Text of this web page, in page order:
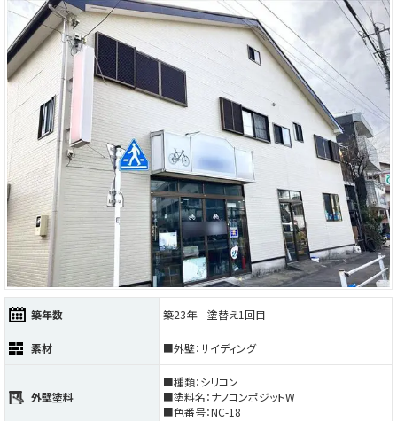
築年数 築23年 塗替え1回目
素材 ■外壁：サイディング
外壁塗料
■種類：シリコン
■塗料名：ナノコンポジットW
■色番号：NC-18